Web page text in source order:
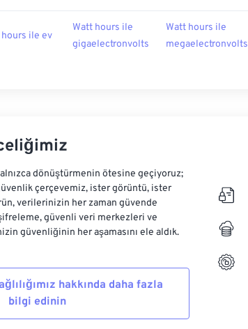
ile ev
Watt hours ile
gigaelectronvolts
Watt hours ile
megaelectronvolts
dönüştürmenin ötesine geçiyoruz;
çerçevemiz, ister görüntü, ister
verilerinizin her zaman güvende
güvenli veri merkezleri ve
güvenliğinin her aşamasını ele aldık.
hakkında daha fazla
bilgi edinin